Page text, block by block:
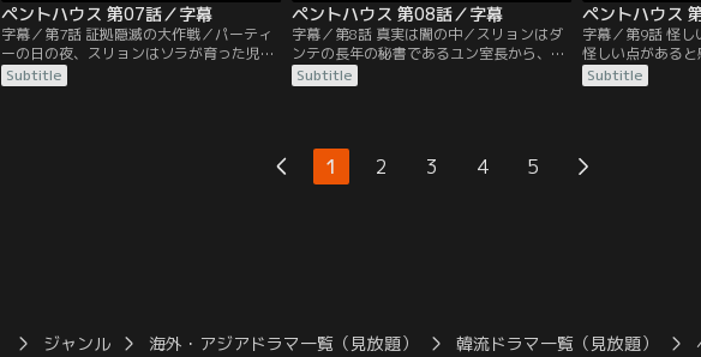
ペントハウス 第07話／字幕
字幕／第7話 証拠隠滅の大作戦／パーティ
ーの日の夜、スリョンはソラが育った児童
養護施設を訪ねていた。噴水台に落ちたソ
ラを発見したヘラパレスの面々は、さまざ
Subtitle
ペントハウス 第08話／字幕
字幕／第8話 真実は闇の中／スリョンはダ
ンテの長年の秘書であるユン室長から、過
去にソラと自分の身に何が起きたのか真実
を聞かされる。翌日、ソラの事件が大きく
た。
Subtitle
ペントハウス
字幕／第9話 怪
怪しい点がある
ジンがごみ箱に
ける。夜中にス
Subtitle
1 2 3 4 5
ジャンル 海外・アジアドラマ一覧（見放題） 韓流ドラマ一覧（見放題）